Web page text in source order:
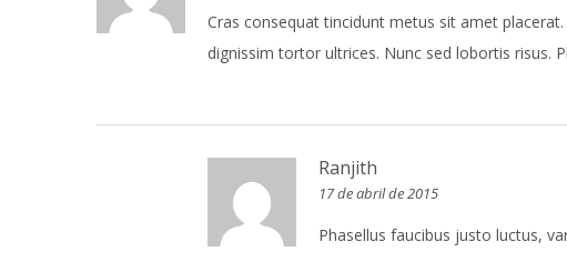
Cras consequat tincidunt metus sit amet
dignissim tortor ultrices. Nunc sed lobortis risus.
Ranjith
17 de abril de 2015
Phasellus faucibus justo luctus,